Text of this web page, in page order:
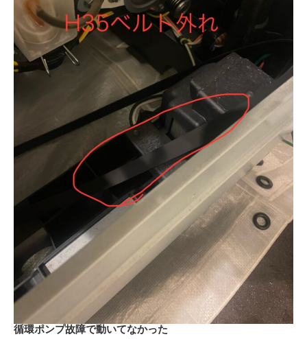
循環ポンプ故障で動いてなかった